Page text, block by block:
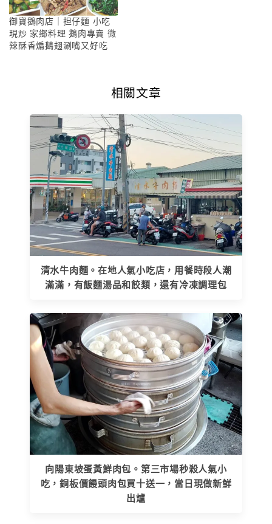
御寶鵝肉店｜担仔麵 小吃
現炒 家鄉料理 鵝肉專賣 微
辣酥香煸鵝翅涮嘴又好吃
相關文章
清水牛肉麵。在地人氣小吃店，用餐時段人潮
滿滿，有飯麵湯品和餃類，還有冷凍調理包
向陽東坡蛋黃鮮肉包。第三市場秒殺人氣小
吃，銅板價饅頭肉包買十送一，當日現做新鮮
出爐